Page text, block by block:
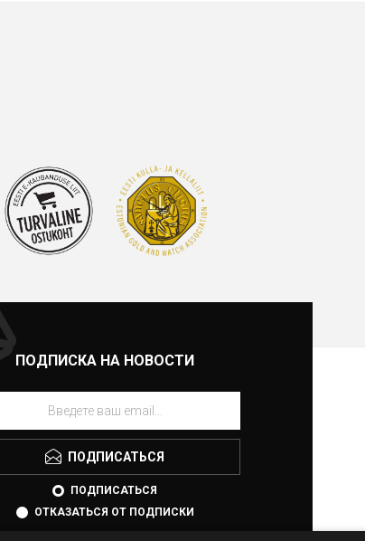
ПОДПИСКА НА НОВОСТИ
ПОДПИСАТЬСЯ
ПОДПИСАТЬСЯ
ОТКАЗАТЬСЯ ОТ ПОДПИСКИ